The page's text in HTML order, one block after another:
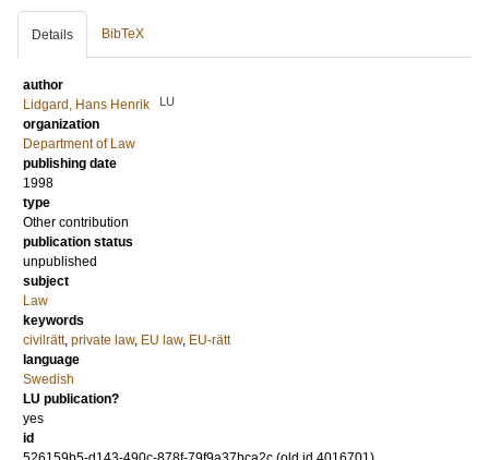
Details BibTeX
author
Lidgard, Hans Henrik
LU
organization
Department of Law
publishing date
1998
type
Other contribution
publication status
unpublished
subject
Law
keywords
civilrätt, private law, EU law, EU-rätt
language
Swedish
LU publication?
yes
id